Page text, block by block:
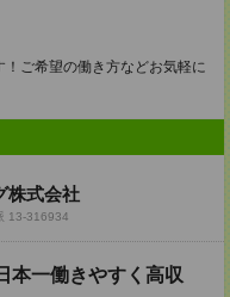
ご希望の働き方などお気軽に
株式会社
13-316934
本一働きやすく高収